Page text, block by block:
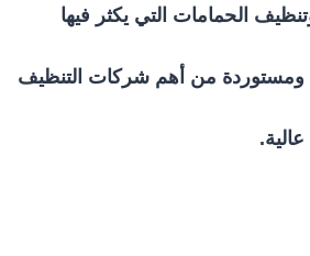
الحمامات التي يكثر فيها
ومستوردة من أهم شركات التنظيف